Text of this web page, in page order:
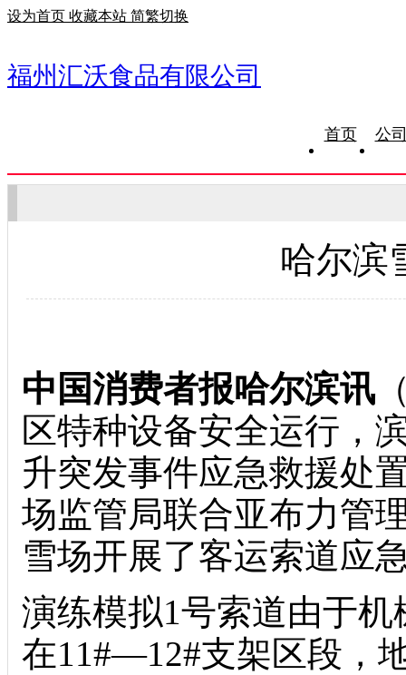
设为首页 收藏本站 简繁切换
福州汇沃食品有限公司
首页 公
哈尔滨
中国消费者报哈尔滨讯
区特种设备安全运行，
升突发事件应急救援处
场监管局联合亚布力管
雪场开展了客运索道应
演练模拟1号索道由于
在11#—12#支架区段，